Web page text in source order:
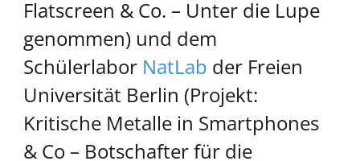
Flatscreen & Co. – Unter die Lupe
genommen) und dem
Schülerlabor NatLab der Freien
Universität Berlin (Projekt:
Kritische Metalle in Smartphones
& Co – Botschafter für die